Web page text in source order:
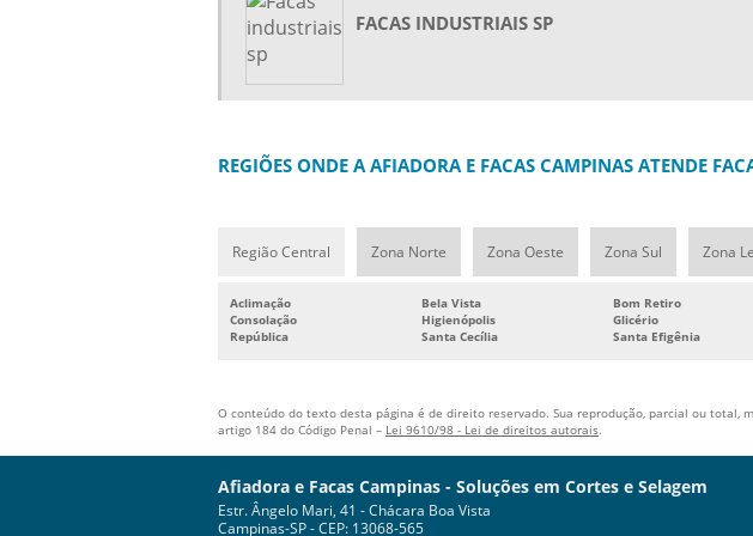
FACAS INDUSTRIAIS SP
REGIÕES ONDE A AFIADORA E FACAS CAMPINAS ATENDE
Região Central Zona Norte Zona Oeste Zona Sul Zona
Aclimação Bela Vista Bom Retiro
Consolação
Higienópolis Glicério
República
Santa Cecília Santa Efigênia
O conteúdo do texto desta página é de direito reservado. Sua reprodução, parcial ou
artigo 184 do Código Penal – Lei 9610/98 - Lei de direitos autorais.
Afiadora e Facas Campinas - Soluções em Cortes e Selagem
Estr. Ângelo Mari, 41 - Chácara Boa Vista
Campinas-SP - CEP: 13068-565